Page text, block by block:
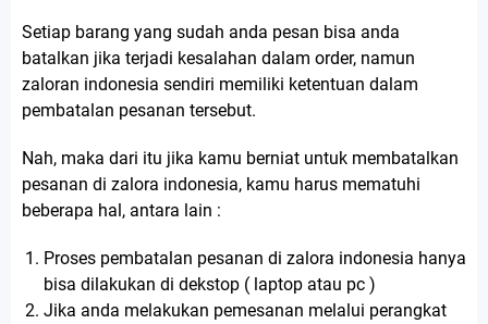
Setiap barang yang sudah anda pesan bisa anda
batalkan jika terjadi kesalahan dalam order, namun
zaloran indonesia sendiri memiliki ketentuan dalam
pembatalan pesanan tersebut.
Nah, maka dari itu jika kamu berniat untuk membatalkan
pesanan di zalora indonesia, kamu harus mematuhi
beberapa hal, antara lain :
Proses pembatalan pesanan di zalora indonesia hanya
bisa dilakukan di dekstop ( laptop atau pc )
Jika anda melakukan pemesanan melalui perangkat